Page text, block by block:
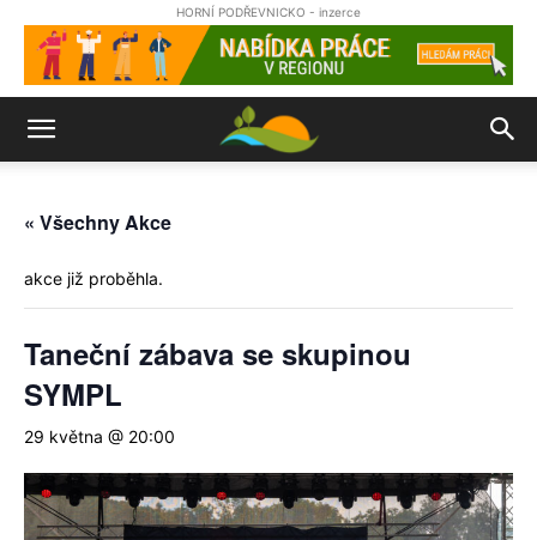
HORNÍ PODŘEVNICKO - inzerce
« Všechny Akce
akce již proběhla.
Taneční zábava se skupinou
SYMPL
29 května @ 20:00